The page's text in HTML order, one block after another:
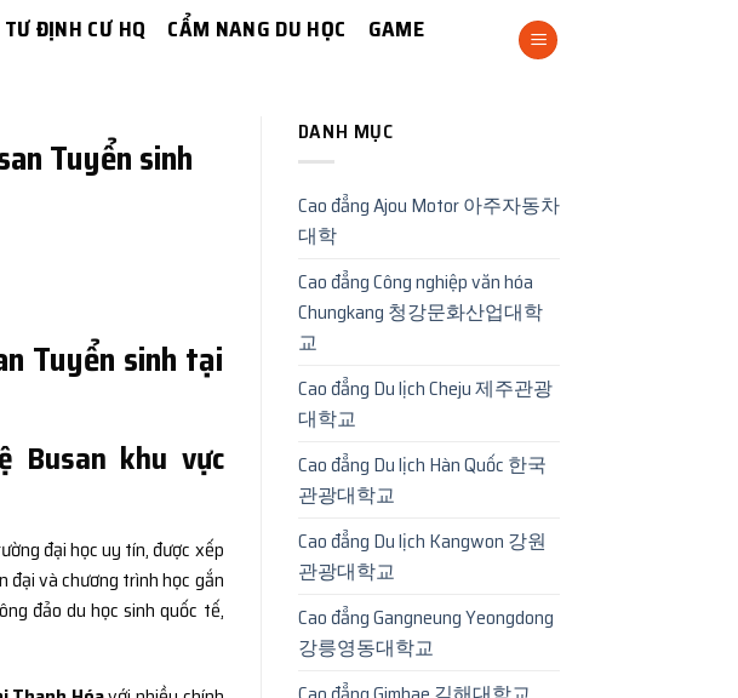
ĐỊNH CƯ HQ CẨM NANG DU HỌC
GAME
Tuyển sinh
Tuyển sinh tại
Busan khu vực
đại học uy tín, được xếp
đại và chương trình học gắn
đảo du học sinh quốc tế,
DANH MỤC
Cao đẳng Ajou Motor 아주자동차
대학
Cao đẳng Công nghiệp văn hóa
Chungkang 청강문화산업대학
교
Cao đẳng Du lịch Cheju 제주관광
대학교
Cao đẳng Du lịch Hàn Quốc 한국
관광대학교
Cao đẳng Du lịch Kangwon 강원
관광대학교
Cao đẳng Gangneung Yeongdong
강릉영동대학교